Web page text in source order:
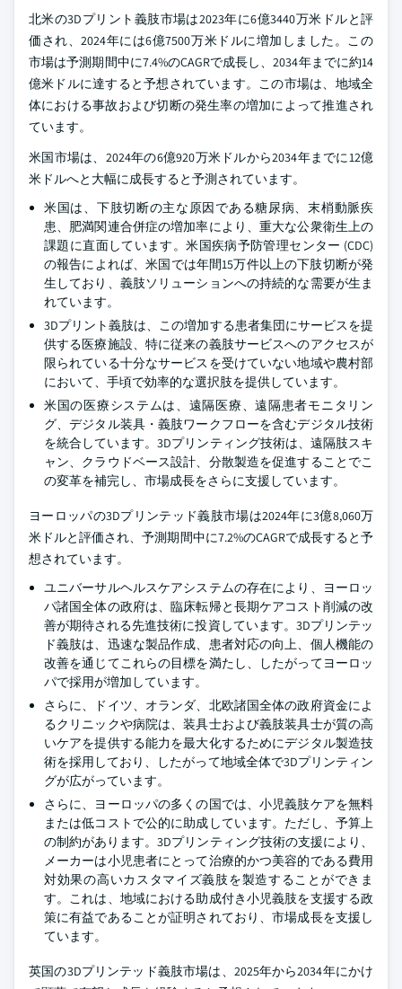
北米の3Dプリント義肢市場は2023年に6億3440万米ドルと評
価され、2024年には6億7500万米ドルに増加しました。この
市場は予測期間中に7.4%のCAGRで成長し、2034年までに約14
億米ドルに達すると予想されています。この市場は、地域全
体における事故および切断の発生率の増加によって推進され
ています。
米国市場は、2024年の6億920万米ドルから2034年までに12億
米ドルへと大幅に成長すると予測されています。
米国は、下肢切断の主な原因である糖尿病、末梢動脈疾
患、肥満関連合併症の増加率により、重大な公衆衛生上の
課題に直面しています。米国疾病予防管理センター (CDC)
の報告によれば、米国では年間15万件以上の下肢切断が発
生しており、義肢ソリューションへの持続的な需要が生ま
れています。
3Dプリント義肢は、この増加する患者集団にサービスを提
供する医療施設、特に従来の義肢サービスへのアクセスが
限られている十分なサービスを受けていない地域や農村部
において、手頃で効率的な選択肢を提供しています。
米国の医療システムは、遠隔医療、遠隔患者モニタリン
グ、デジタル装具・義肢ワークフローを含むデジタル技術
を統合しています。3Dプリンティング技術は、遠隔肢スキ
ャン、クラウドベース設計、分散製造を促進することでこ
の変革を補完し、市場成長をさらに支援しています。
ヨーロッパの3Dプリンテッド義肢市場は2024年に3億8,060万
米ドルと評価され、予測期間中に7.2%のCAGRで成長すると予
想されています。
ユニバーサルヘルスケアシステムの存在により、ヨーロッ
パ諸国全体の政府は、臨床転帰と長期ケアコスト削減の改
善が期待される先進技術に投資しています。3Dプリンテッ
ド義肢は、迅速な製品作成、患者対応の向上、個人機能の
改善を通じてこれらの目標を満たし、したがってヨーロッ
パで採用が増加しています。
さらに、ドイツ、オランダ、北欧諸国全体の政府資金によ
るクリニックや病院は、装具士および義肢装具士が質の高
いケアを提供する能力を最大化するためにデジタル製造技
術を採用しており、したがって地域全体で3Dプリンティン
グが広がっています。
さらに、ヨーロッパの多くの国では、小児義肢ケアを無料
または低コストで公的に助成しています。ただし、予算上
の制約があります。3Dプリンティング技術の支援により、
メーカーは小児患者にとって治療的かつ美容的である費用
対効果の高いカスタマイズ義肢を製造することができま
す。これは、地域における助成付き小児義肢を支援する政
策に有益であることが証明されており、市場成長を支援し
ています。
英国の3Dプリンテッド義肢市場は、2025年から2034年にかけ